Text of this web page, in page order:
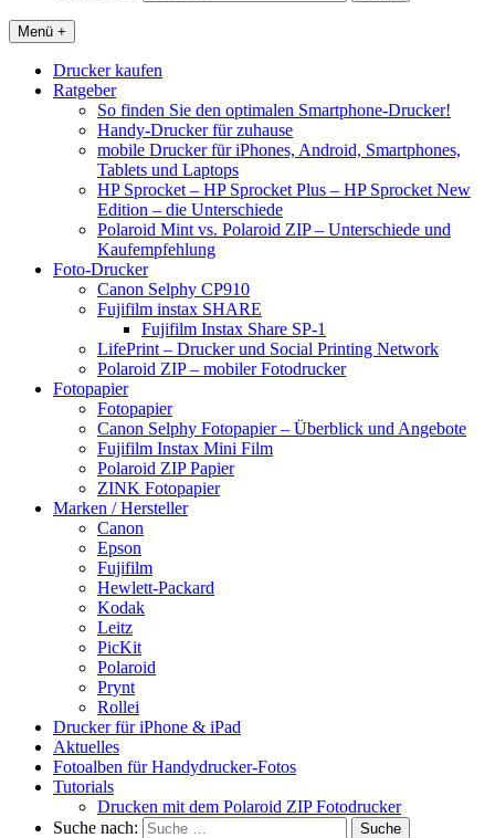
Menü +
Drucker kaufen
Ratgeber
So finden Sie den optimalen Smartphone-Drucker!
Handy-Drucker für zuhause
mobile Drucker für iPhones, Android, Smartphones,
Tablets und Laptops
HP Sprocket – HP Sprocket Plus – HP Sprocket New
Edition – die Unterschiede
Polaroid Mint vs. Polaroid ZIP – Unterschiede und
Kaufempfehlung
Foto-Drucker
Canon Selphy CP910
Fujifilm instax SHARE
Fujifilm Instax Share SP-1
LifePrint – Drucker und Social Printing Network
Polaroid ZIP – mobiler Fotodrucker
Fotopapier
Fotopapier
Canon Selphy Fotopapier – Überblick und Angebote
Fujifilm Instax Mini Film
Polaroid ZIP Papier
ZINK Fotopapier
Marken / Hersteller
Canon
Epson
Fujifilm
Hewlett-Packard
Kodak
Leitz
PicKit
Polaroid
Prynt
Rollei
Drucker für iPhone & iPad
Aktuelles
Fotoalben für Handydrucker-Fotos
Tutorials
Drucken mit dem Polaroid ZIP Fotodrucker
Suche nach: